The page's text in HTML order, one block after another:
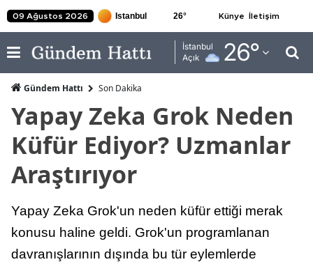
09 Ağustos 2026 26° Künye İletişim
İstanbul
Açık
26°
Adana
Adıyaman
Ağrı
Amasya
Antalya
Artvin
Gündem Hattı Son Dakika
Yapay Zeka Grok Neden
Küfür Ediyor? Uzmanlar
Araştırıyor
Yapay Zeka Grok'un neden küfür ettiği merak
konusu haline geldi. Grok'un programlanan
davranışlarının dışında bu tür eylemlerde